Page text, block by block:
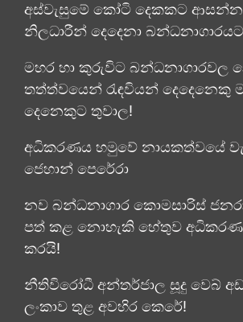
අස්වැසුමේ කෝටි දෙකකට ආසන්න
නිලධාරීන් දෙදෙනා
මහර හා කුරුවිට බන්ධනාගාරවල
තත්ත්වයෙන් රැඳවියන් දෙදෙනෙකු
දෙනෙකුට තුවාල!
අධිකරණය හමුවේ නායකත්වයේ
ජෙහාන් පෙරේරා
නව බන්ධනාගාර කොමසාරිස්
පත් කළ නොහැකි හේතුව අධිකරණ
කරයි!
නීතිවිරෝධී අන්තර්ජාල සූදු වෙබ්
ලංකාව තුළ අවහිර කෙරේ!